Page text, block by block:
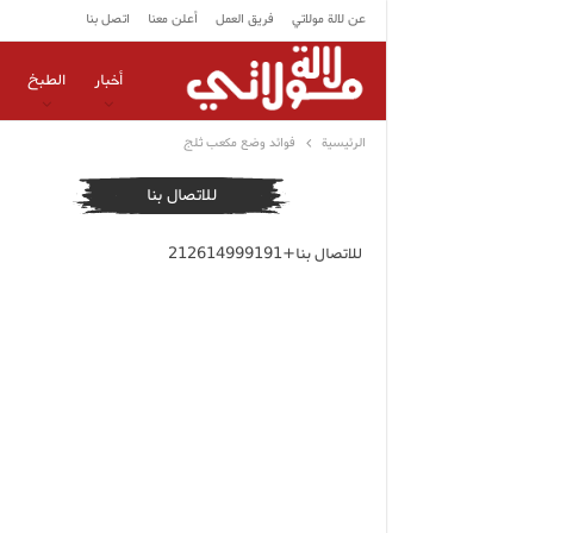
عن لالة مولاتي فريق العمل أعلن معنا اتصل بنا
أخبار الطبخ
الرئيسية فوائد وضع مكعب ثلج
للاتصال بنا
للاتصال بنا+212614999191